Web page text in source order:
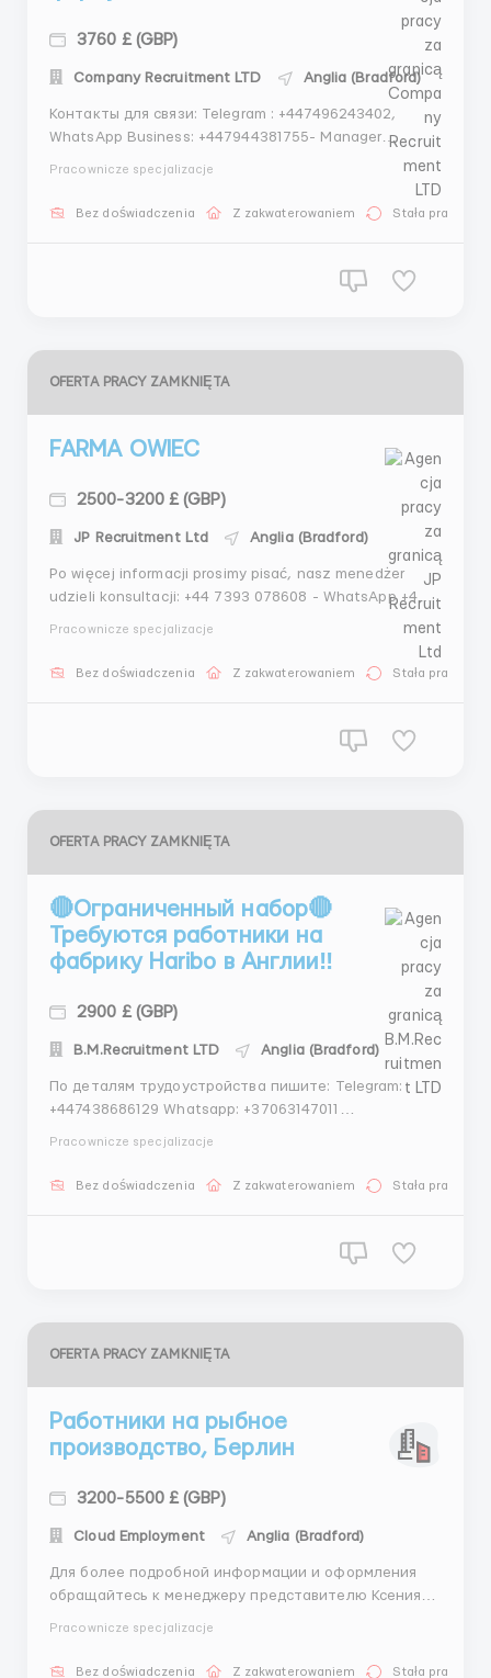
3760 £ (GBP)
Company Recruitment LTD Anglia (Bradford)
Контакты для связи: Telegram : +447496243402,
WhatsApp Business: +447944381755- Manager
Требования: — мужчины, женщины, семейные пары; —
возраст от 18 до 55 лет — образование и опыт не
требуется; — знание языка не требуется; —
Pracownicze specjalizacje
Bez doświadczenia Z zakwaterowaniem Stała praca
OFERTA PRACY ZAMKNIĘTA
FARMA OWIEC
2500-3200 £ (GBP)
JP Recruitment Ltd Anglia (Bradford)
Po więcej informacji prosimy pisać, nasz menedżer
udzieli konsultacji: +44 7393 078608 - WhatsApp +44
powietrzu w różnych warunkach pogodowych.
Pracownicze specjalizacje
Bez doświadczenia Z zakwaterowaniem Stała praca
OFERTA PRACY ZAMKNIĘTA
🔴Ограниченный набор🔴
Требуются работники на
фабрику Haribo в Англии‼️
2900 £ (GBP)
B.M.Recruitment LTD Anglia (Bradford)
По деталям трудоустройства пишите: Telegram:
+447438686129 Whatsapp: +37063147011
которая производит различные сладости
Pracownicze specjalizacje
Bez doświadczenia Z zakwaterowaniem Stała praca
OFERTA PRACY ZAMKNIĘTA
Работники на рыбное
производство, Берлин
3200-5500 £ (GBP)
Cloud Employment Anglia (Bradford)
Для более подробной информации и оформления
обращайтесь к менеджеру представителю Ксения
на рыбное производство в Берлине. Мужчины и
Pracownicze specjalizacje
Bez doświadczenia Z zakwaterowaniem Stała praca